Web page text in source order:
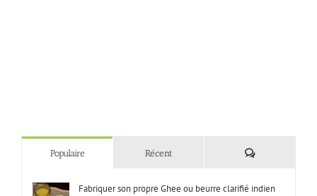
Populaire Récent Commentaires
Fabriquer son propre Ghee ou beurre clarifié indien